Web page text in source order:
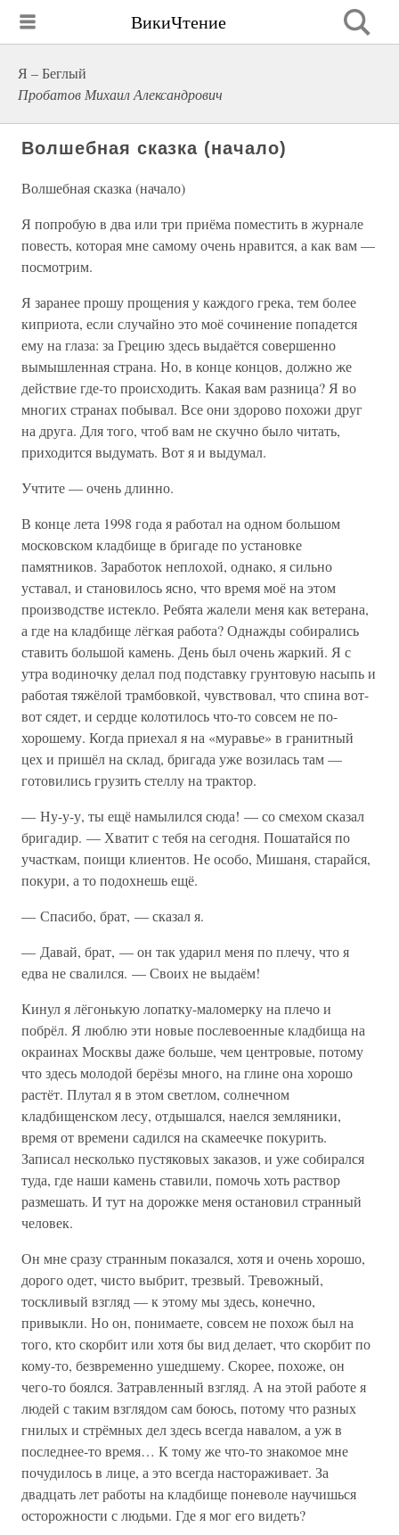
ВикиЧтение
Я – Беглый
Пробатов Михаил Александрович
Волшебная сказка (начало)
Волшебная сказка (начало)
Я попробую в два или три приёма поместить в журнале
повесть, которая мне самому очень нравится, а как вам —
посмотрим.
Я заранее прошу прощения у каждого грека, тем более
киприота, если случайно это моё сочинение попадется
ему на глаза: за Грецию здесь выдаётся совершенно
вымышленная страна. Но, в конце концов, должно же
действие где-то происходить. Какая вам разница? Я во
многих странах побывал. Все они здорово похожи друг
на друга. Для того, чтоб вам не скучно было читать,
приходится выдумать. Вот я и выдумал.
Учтите — очень длинно.
В конце лета 1998 года я работал на одном большом
московском кладбище в бригаде по установке
памятников. Заработок неплохой, однако, я сильно
уставал, и становилось ясно, что время моё на этом
производстве истекло. Ребята жалели меня как ветерана,
а где на кладбище лёгкая работа? Однажды собирались
ставить большой камень. День был очень жаркий. Я с
утра водиночку делал под подставку грунтовую насыпь и
работая тяжёлой трамбовкой, чувствовал, что спина вот-
вот сядет, и сердце колотилось что-то совсем не по-
хорошему. Когда приехал я на «муравье» в гранитный
цех и пришёл на склад, бригада уже возилась там —
готовились грузить стеллу на трактор.
— Ну-у-у, ты ещё намылился сюда! — со смехом сказал
бригадир. — Хватит с тебя на сегодня. Пошатайся по
участкам, поищи клиентов. Не особо, Мишаня, старайся,
покури, а то подохнешь ещё.
— Спасибо, брат, — сказал я.
— Давай, брат, — он так ударил меня по плечу, что я
едва не свалился. — Своих не выдаём!
Кинул я лёгонькую лопатку-маломерку на плечо и
побрёл. Я люблю эти новые послевоенные кладбища на
окраинах Москвы даже больше, чем центровые, потому
что здесь молодой берёзы много, на глине она хорошо
растёт. Плутал я в этом светлом, солнечном
кладбищенском лесу, отдышался, наелся земляники,
время от времени садился на скамеечке покурить.
Записал несколько пустяковых заказов, и уже собирался
туда, где наши камень ставили, помочь хоть раствор
размешать. И тут на дорожке меня остановил странный
человек.
Он мне сразу странным показался, хотя и очень хорошо,
дорого одет, чисто выбрит, трезвый. Тревожный,
тоскливый взгляд — к этому мы здесь, конечно,
привыкли. Но он, понимаете, совсем не похож был на
того, кто скорбит или хотя бы вид делает, что скорбит по
кому-то, безвременно ушедшему. Скорее, похоже, он
чего-то боялся. Затравленный взгляд. А на этой работе я
людей с таким взглядом сам боюсь, потому что разных
гнилых и стрёмных дел здесь всегда навалом, а уж в
последнее-то время… К тому же что-то знакомое мне
почудилось в лице, а это всегда настораживает. За
двадцать лет работы на кладбище поневоле научишься
осторожности с людьми. Где я мог его видеть?